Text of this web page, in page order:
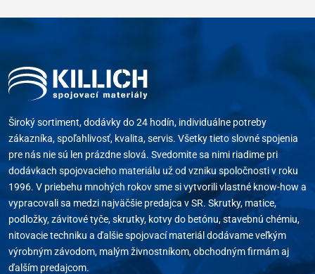
Široký sortiment, dodávky do 24 hodín, individuálne potreby
zákazníka, spoľahlivosť, kvalita, servis. Všetky tieto slovné spojenia
pre nás nie sú len prázdne slová. Svedomite sa nimi riadime pri
dodávkach spojovacieho materiálu už od vzniku spoločnosti v roku
1996. V priebehu mnohých rokov sme si vytvorili vlastné know-how a
vypracovali sa medzi najväčšie predajca v SR. Skrutky, matice,
podložky, závitové tyče, skrutky, kotvy do betónu, stavebnú chémiu,
nitovacie techniku a ďalšie spojovací materiál dodávame veľkým
výrobným závodom, malým živnostníkom, obchodným firmám aj
ďalším predajcom.